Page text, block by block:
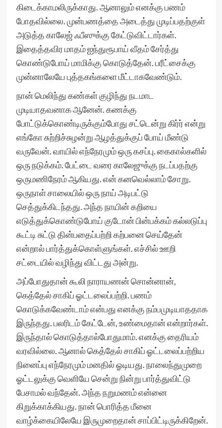
கிடைக்காமலிருக்காது. ஆனாலும் எனக்கு பணம்
போதவில்லை. முன்பணத்தை அடைத்து முடிப்பதற்குள்
அடுத்த காலேஜ் ஃபீஸுக்கு கேட்டுவிட்டார்கள்.
இதைத்தவிர மாதம் ஐந்துரூபாய் வீதம் சேர்த்து
கொண்டுபோய் மாமிக்கு கொடுத்தேன். பரீட்சைக்கு
முன்னாலேயே புத்தகங்களை மீட்டாகவேண்டும்.
நான் மெலிந்து கண்கள் குழிந்து நடமாட
முடியாதவனாக ஆனேன். கணக்கு
போட்டுக்கொண்டிருக்கும்போது சட்டென்று கிர்ர் என்று
எங்கோ சுற்றிச்சுழன்று ஆழத்துக்குப் போய் மீண்டு
வருவேன். வாயில் எந்நேரமும் ஒரு கசப்பு. கைகால்களில்
ஒரு நடுக்கம். பேட்டை வரை காலேஜுக்கு நடப்பதற்கு
ஒருமணிநேரம் ஆகியது. என் கனவெல்லாம் சோறு.
ஒருநாள் சாலையில் ஒரு நாய் அடிபட்டு
செத்துக்கிடந்தது. அந்த நாயின் கறியை
எடுத்துக்கொண்டுபோய் குடோன் பின்பக்கம் கல்லடுப்பு
கூட்டி சுட்டு தின்பதைப்பற்றி கற்பனை செய்தேன்
என்றால் பார்த்துக்கொள்ளுங்கள். எச்சில் ஊறி
சட்டையில் வழிந்து விட்டது அன்று.
அப்போதுதான் கூலி நாராயணன் சொன்னான்,
கெத்தேல் சாகிப் ஓட்டலைப்பற்றி. பணம்
கொடுக்கவேண்டாம் என்பது எனக்கு நம்பமுடியாததாக
இருந்தது. பலரிடம் கேட்டேன், உண்மைதான் என்றார்கள்.
இருந்தால் கொடுத்தால்போதுமாம். எனக்கு தைரியம்
வரவில்லை. ஆனால் கெத்தேல் சாகிப் ஓட்டலைப்பற்றிய
நினைப்பு எந்நேரமும் மனதில் ஓடியது. நாலைந்துமுறை
ஓட்டலுக்கு வெளியே சென்று நின்று பார்த்துவிட்டு
பேசாமல் வந்தேன். அந்த நறுமணம் என்னை
கிறுக்காக்கியது. நான் பொரித்த மீனை
வாழ்க்கையிலேயே இருமுறைதான் சாப்பிட்டிருக்கிறேன்.